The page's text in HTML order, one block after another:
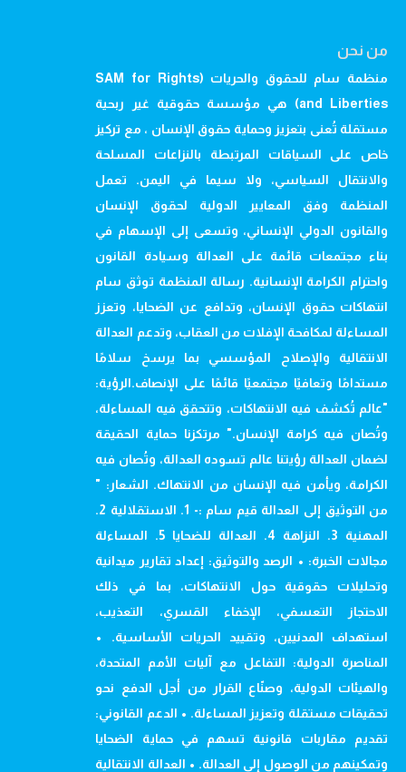
من نحن
منظمة سام للحقوق والحريات (SAM for Rights
and Liberties) هي مؤسسة حقوقية غير ربحية
مستقلة تُعنى بتعزيز وحماية حقوق الإنسان ، مع تركيز
خاص على السياقات المرتبطة بالنزاعات المسلحة
والانتقال السياسي، ولا سيما في اليمن. تعمل
المنظمة وفق المعايير الدولية لحقوق الإنسان
والقانون الدولي الإنساني، وتسعى إلى الإسهام في
بناء مجتمعات قائمة على العدالة وسيادة القانون
واحترام الكرامة الإنسانية. رسالة المنظمة توثق سام
انتهاكات حقوق الإنسان، وتدافع عن الضحايا، وتعزز
المساءلة لمكافحة الإفلات من العقاب، وتدعم العدالة
الانتقالية والإصلاح المؤسسي بما يرسخ سلامًا
مستدامًا وتعافيًا مجتمعيًا قائمًا على الإنصاف.الرؤية:
"عالم تُكشف فيه الانتهاكات، وتتحقق فيه المساءلة،
وتُصان فيه كرامة الإنسان." مرتكزنا حماية الحقيقة
لضمان العدالة رؤيتنا عالم تسوده العدالة، وتُصان فيه
الكرامة، ويأمن فيه الإنسان من الانتهاك. الشعار: "
من التوثيق إلى العدالة قيم سام :- 1. الاستقلالية 2.
المهنية 3. النزاهة 4. العدالة للضحايا 5. المساءلة
مجالات الخبرة: • الرصد والتوثيق: إعداد تقارير ميدانية
وتحليلات حقوقية حول الانتهاكات، بما في ذلك
الاحتجاز التعسفي، الإخفاء القسري، التعذيب،
استهداف المدنيين، وتقييد الحريات الأساسية. •
المناصرة الدولية: التفاعل مع آليات الأمم المتحدة،
والهيئات الدولية، وصنّاع القرار من أجل الدفع نحو
تحقيقات مستقلة وتعزيز المساءلة. • الدعم القانوني:
تقديم مقاربات قانونية تسهم في حماية الضحايا
وتمكينهم من الوصول إلى العدالة. • العدالة الانتقالية